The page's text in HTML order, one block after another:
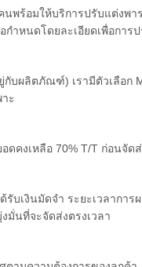
พร้อมให้บริการปรับแต่งพ
ำหนดโดยละเอียดเพื่อการ
บผลิตภัณฑ์) เรามีตัวเลือ
ะ
ดคงเหลือ 70% T/T ก่อนจัด
บเงินมัดจำ ระยะเวลาก
มั่นที่จะจัดส่งตรงเวลา